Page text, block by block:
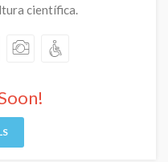
científica.